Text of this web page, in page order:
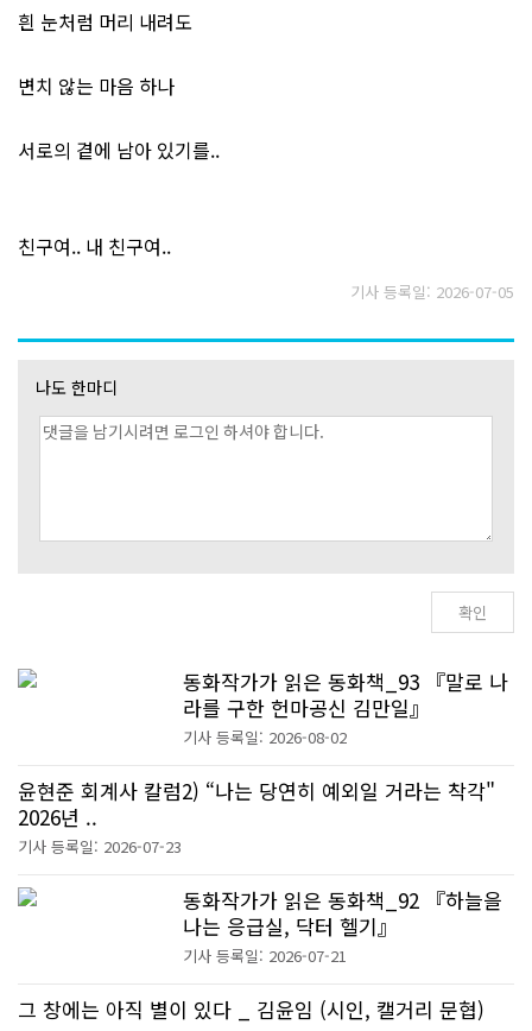
흰 눈처럼 머리 내려도
변치 않는 마음 하나
서로의 곁에 남아 있기를..
친구여.. 내 친구여..
기사 등록일: 2026-07-05
나도 한마디
동화작가가 읽은 동화책_93 『말로 나
라를 구한 헌마공신 김만일』
기사 등록일: 2026-08-02
윤현준 회계사 칼럼2) “나는 당연히 예외일 거라는 착각"
2026년 ..
기사 등록일: 2026-07-23
동화작가가 읽은 동화책_92 『하늘을
나는 응급실, 닥터 헬기』
기사 등록일: 2026-07-21
그 창에는 아직 별이 있다 _ 김윤임 (시인, 캘거리 문협)